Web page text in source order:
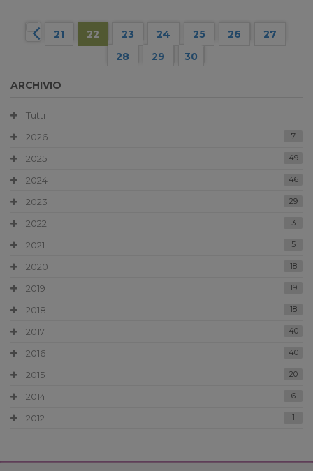
21 22 23 24 25 26
27
28
29 30
ARCHIVIO
Tutti
2026
7
2025 49
2024 46
2023 29
2022 3
2021 5
2020 18
2019 19
2018 18
2017 40
2016 40
2015 20
2014 6
2012 1